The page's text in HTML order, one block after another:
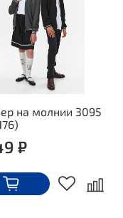
на молнии 3095
₽